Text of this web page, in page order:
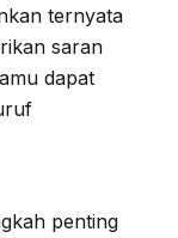
ternyata
saran
dapat
penting